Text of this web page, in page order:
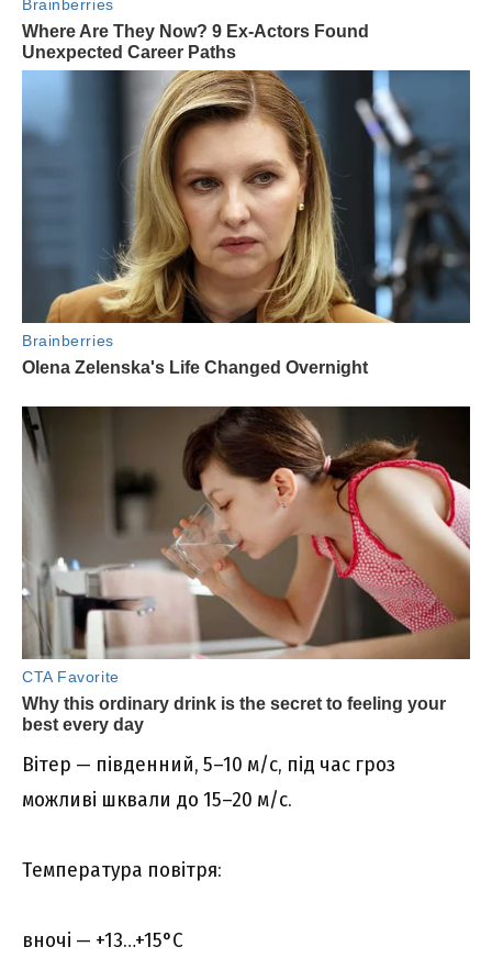
Bітep — півдeнний, 5–10 м/c, під чac гpоз
можливі шквaли до 15–20 м/c.
Тeмпepaтypa повітpя:
вночі — +13…+15°C